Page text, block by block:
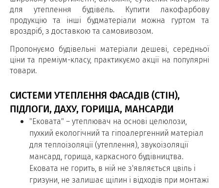
для утеплення будівель. Купити лакофарбову
продукцію та інші будматеріали можна гуртом та
вроздріб, з доставкою та самовивозом.
Пропонуємо будівельні матеріали дешеві, середньої
ціни та преміум-класу, практикуємо акції на популярні
товари.
СИСТЕМИ УТЕПЛЕННЯ ФАСАДІВ (СТІН),
ПІДЛОГИ, ДАХУ, ГОРИЩА, МАНСАРДИ
"Ековата" – утеплювач на основі целюлози,
пухкий екологічний та гіпоалергенний матеріал
для теплоізоляції (утеплення), звукоізоляції
мансард, горища, каркасного будівництва.
Ековата не горить, в ній не з'являється цвіль і
гризуни, не залишає щілин і відходів при монтажі